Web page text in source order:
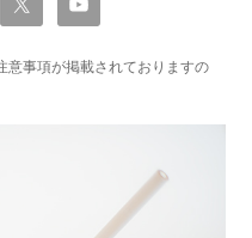
意事項が掲載されておりますの